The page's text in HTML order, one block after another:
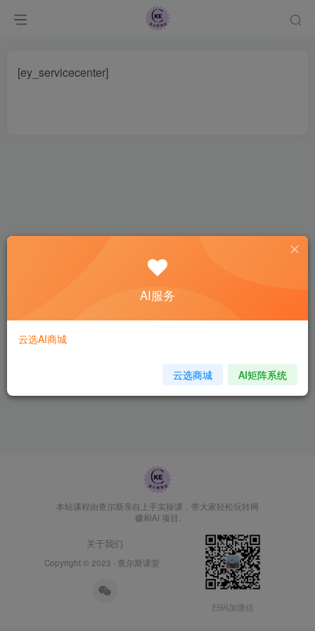
[ey_servicecenter]
本站课程由查尔斯亲自上手实操课，带大家轻松玩转网
赚和AI 项目.
关于我们
Copyright © 2023 · 查尔斯课堂 ·
扫码加微信
AI服务
云选AI商城
云选商城 AI矩阵系统